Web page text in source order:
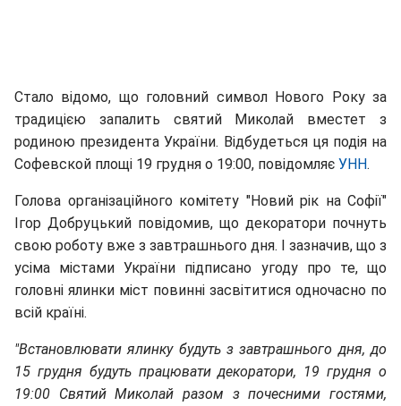
Стало відомо, що головний символ Нового Року за
традицією запалить святий Миколай вместет з
родиною президента України. Відбудеться ця подія на
Софевской площі 19 грудня о 19:00, повідомляє УНН.
Голова організаційного комітету "Новий рік на Софії"
Ігор Добруцький повідомив, що декоратори почнуть
свою роботу вже з завтрашнього дня. І зазначив, що з
усіма містами України підписано угоду про те, що
головні ялинки міст повинні засвітитися одночасно по
всій країні.
"Встановлювати ялинку будуть з завтрашнього дня, до
15 грудня будуть працювати декоратори, 19 грудня о
19:00 Святий Миколай разом з почесними гостями,